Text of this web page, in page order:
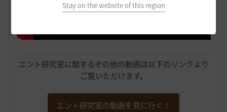
Stay on the website of this region
エント研究室に関するその他の動画は以下のリンクより
ご覧いただけます。
エント研究室の動画を見に行く！